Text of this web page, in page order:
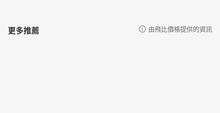
更多推薦 由飛比價格提供的資訊